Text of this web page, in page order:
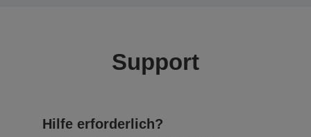
Support
Hilfe erforderlich?